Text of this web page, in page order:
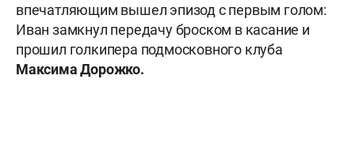
впечатляющим вышел эпизод с первым голом:
Иван замкнул передачу броском в касание и
прошил голкипера подмосковного клуба
Максима Дорожко.